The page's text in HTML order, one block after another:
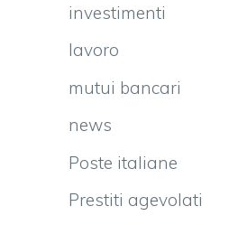
investimenti
lavoro
mutui bancari
news
Poste italiane
Prestiti agevolati